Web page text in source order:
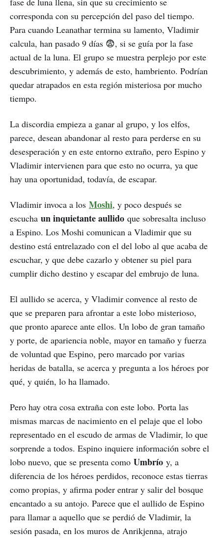
corresponda con su percepción del paso del tiempo.
Para cuando Leanathar termina su lamento, Vladimir
calcula, han pasado 9 días 😨, si se guía por la fase
actual de la luna. El grupo se muestra perplejo por este
descubrimiento, y además de esto, hambriento. Podrían
quedar atrapados en esta región misteriosa por mucho
tiempo.
La discordia empieza a ganar al grupo, y los elfos,
parece, desean abandonar al resto para perderse en su
desesperación y en este entorno extraño, pero Espino y
Vladimir intervienen para que esto no ocurra, ya que
hay una oportunidad, todavía, de escapar.
Vladimir invoca a los Moshi, y poco después se
escucha un inquietante aullido que sobresalta incluso
a Espino. Los Moshi comunican a Vladimir que su
destino está entrelazado con el del lobo al que acaba de
escuchar, y que debe cazarlo y obtener su piel para
cumplir dicho destino y escapar del embrujo de luna.
El aullido se acerca, y Vladimir convence al resto de
que se preparen para afrontar a este lobo misterioso,
que pronto aparece ante ellos. Un lobo de gran tamaño
y porte, de apariencia noble, mayor en tamaño y fuerza
de voluntad que Espino, pero marcado por varias
heridas de batalla, se acerca y pregunta a los héroes por
qué, y quién, lo ha llamado.
Pero hay otra cosa extraña con este lobo. Porta las
mismas marcas de nacimiento en el pelaje que el lobo
representado en el escudo de armas de Vladimir, lo que
sorprende a todos. Espino inquiere información sobre el
lobo nuevo, que se presenta como Umbrío y, a
diferencia de los héroes perdidos, reconoce estas tierras
como propias, y afirma poder entrar y salir del bosque
encantado a su antojo. Parece que el aullido de Espino
para llamar a aquello que se perdió de Vladimir, la
sesión pasada, en los muros de Anrikjenna, atrajo